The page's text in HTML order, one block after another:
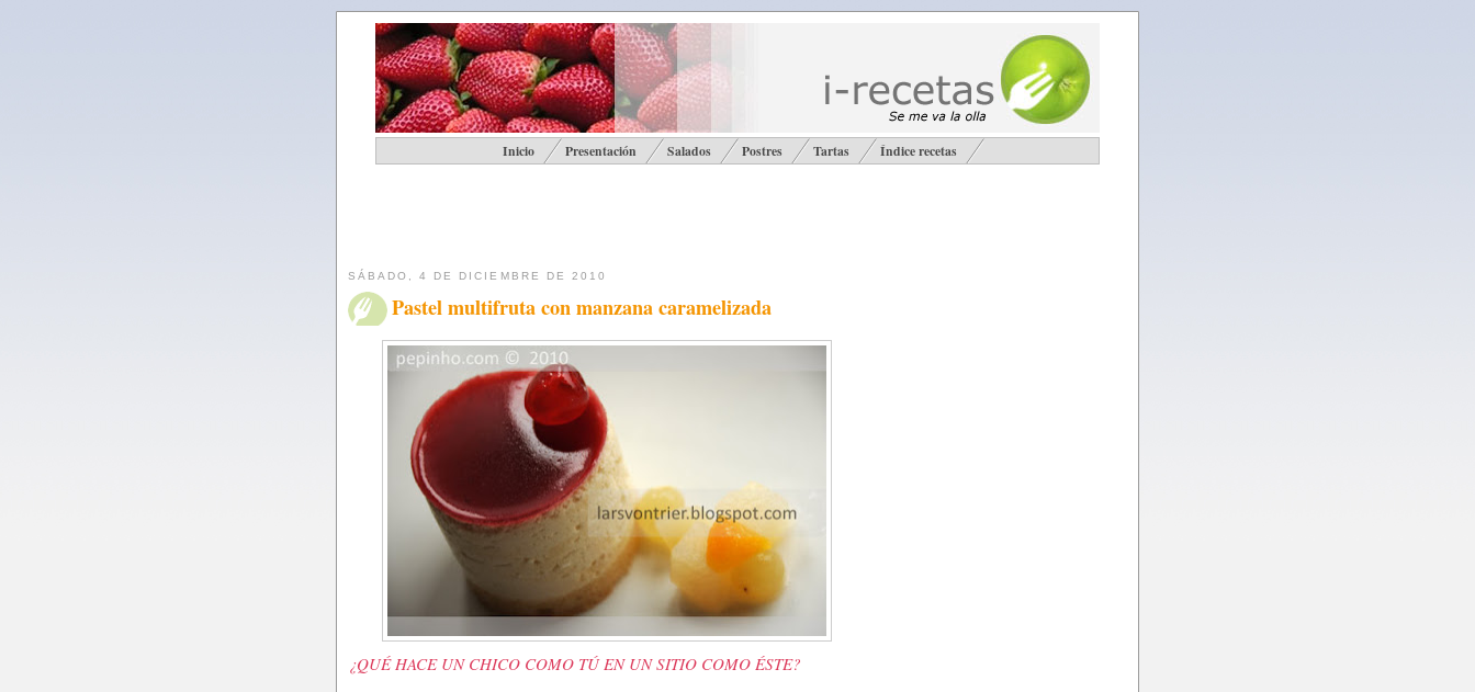
Inicio Presentación Salados Postres Tartas Índice recetas
SÁBADO, 4 DE DICIEMBRE DE 2010
Pastel multifruta con manzana caramelizada
¿QUÉ HACE UN CHICO COMO TÚ EN UN SITIO COMO ÉSTE?